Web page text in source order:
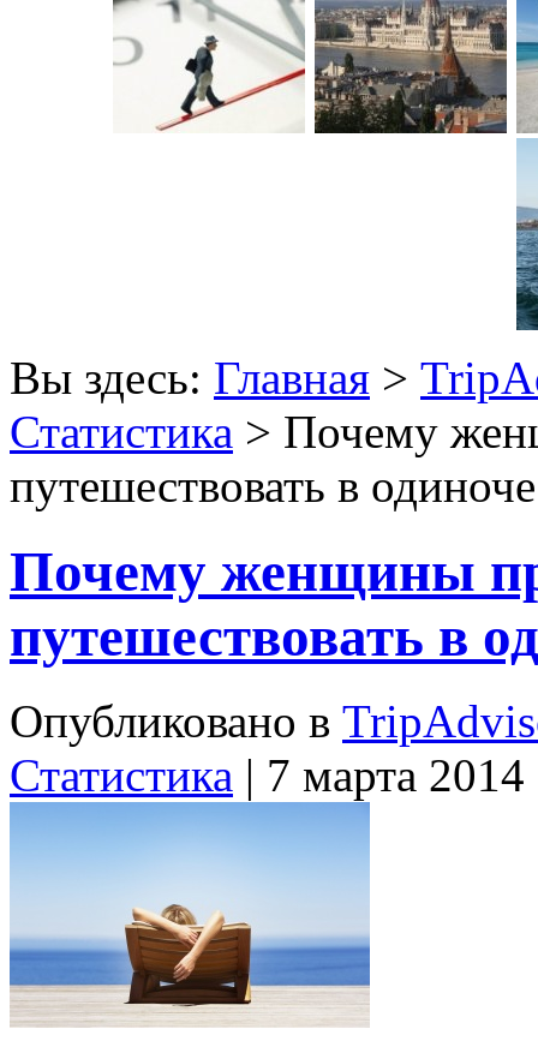
Вы здесь: Главная >
Статистика > Почему
путешествовать в
Почему женщины
путешествовать в
Опубликовано в
Статистика | 7 марта 2014